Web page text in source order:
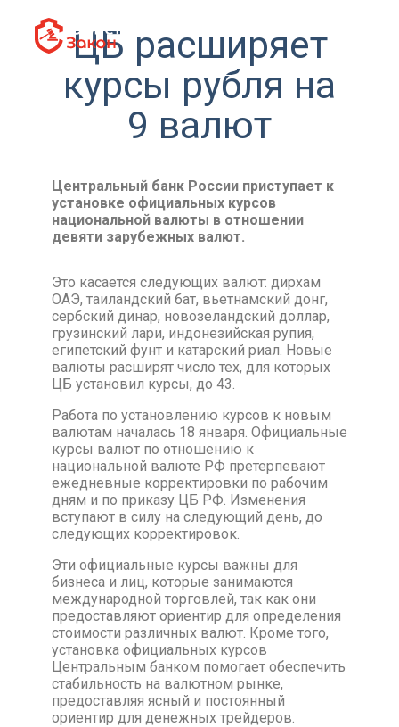
ЦБ расширяет
курсы рубля на
9 валют
Центральный банк России приступает к
установке официальных курсов
национальной валюты в отношении
девяти зарубежных валют.
Это касается следующих валют: дирхам
ОАЭ, таиландский бат, вьетнамский донг,
сербский динар, новозеландский доллар,
грузинский лари, индонезийская рупия,
египетский фунт и катарский риал. Новые
валюты расширят число тех, для которых
ЦБ установил курсы, до 43.
Работа по установлению курсов к новым
валютам началась 18 января. Официальные
курсы валют по отношению к
национальной валюте РФ претерпевают
ежедневные корректировки по рабочим
дням и по приказу ЦБ РФ. Изменения
вступают в силу на следующий день, до
следующих корректировок.
Эти официальные курсы важны для
бизнеса и лиц, которые занимаются
международной торговлей, так как они
предоставляют ориентир для определения
стоимости различных валют. Кроме того,
установка официальных курсов
Центральным банком помогает обеспечить
стабильность на валютном рынке,
предоставляя ясный и постоянный
ориентир для денежных трейдеров.